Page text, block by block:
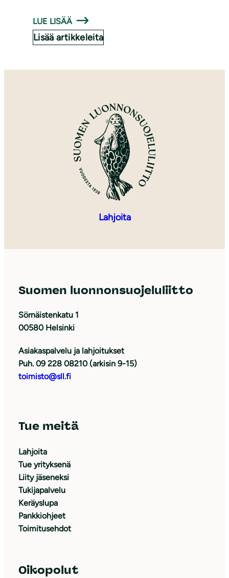
LUE LISÄÄ
Lisää artikkeleita
Lahjoita
Suomen luonnonsuojeluliitto
Sörnäistenkatu 1
00580 Helsinki
Asiakaspalvelu ja lahjoitukset
Puh. 09 228 08210 (arkisin 9-15)
toimisto@sll.fi
Tue meitä
Lahjoita
Tue yrityksenä
Liity jäseneksi
Tukijapalvelu
Keräyslupa
Pankkiohjeet
Toimitusehdot
Oikopolut